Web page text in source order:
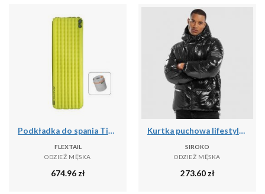
Podkładka do spania Tiny R03 AVS | Materac kempingowy | R Value 3.0
FLEXTAIL
ODZIEŻ MĘSKA
674.96 zł
Kurtka puchowa lifestyle męska Barent
SIROKO
ODZIEŻ MĘSKA
273.60 zł